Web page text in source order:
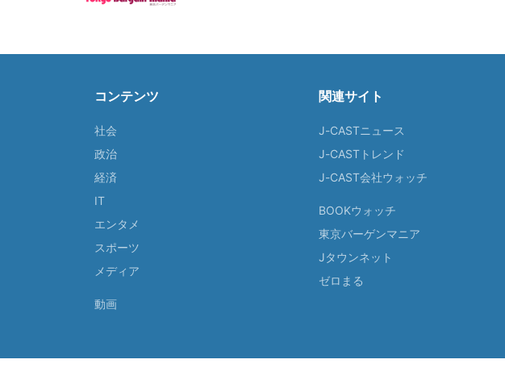
コンテンツ
社会
政治
経済
IT
エンタメ
スポーツ
メディア
動画
関連サイト
J-CASTニュース
J-CASTトレンド
J-CAST会社ウォッチ
BOOKウォッチ
東京バーゲンマニア
Jタウンネット
ゼロまる